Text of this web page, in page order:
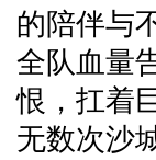
的陪伴与
全队血量
恨，扛着
无数次沙